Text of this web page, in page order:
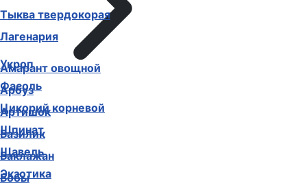
Амарант овощной
Арбуз
Артишок
Базилик
Баклажан
Бобы
Тыква твердокорая
Лагенария
Укроп
Фасоль
Цикорий корневой
Шпинат
Щавель
Экзотика